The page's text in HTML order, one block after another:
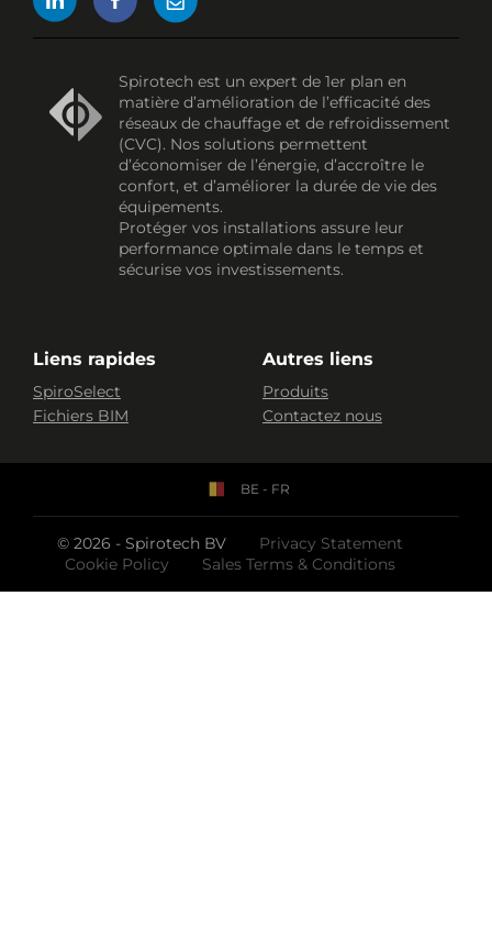
Spirotech est un expert de 1er plan en
matière d’amélioration de l’efficacité des
réseaux de chauffage et de refroidissement
(CVC). Nos solutions permettent
d’économiser de l’énergie, d’accroître le
confort, et d’améliorer la durée de vie des
équipements.
Protéger vos installations assure leur
performance optimale dans le temps et
sécurise vos investissements.
Liens rapides
SpiroSelect
Fichiers BIM
Autres liens
Produits
Contactez nous
© 2026 - Spirotech BV
Privacy Statement
Cookie Policy
Sales Terms & Conditions
BE - FR